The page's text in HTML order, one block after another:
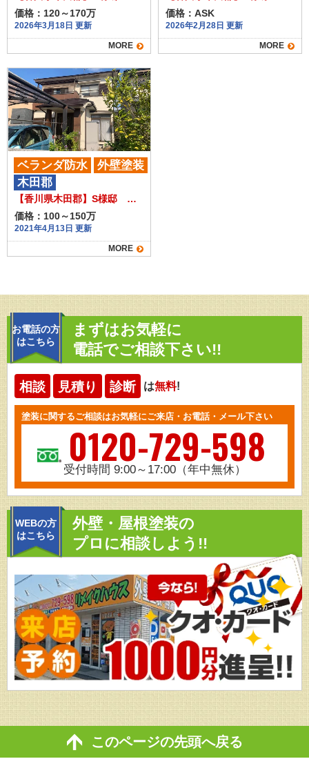
価格：120～170万
2026年3月18日 更新
MORE
価格：ASK
2026年2月28日 更新
MORE
【香川県木田郡】S様邸 外壁・屋根塗装工事/ベランダ防水工事
価格：100～150万
2021年4月13日 更新
MORE
ベランダ防水
外壁塗装
屋根塗装
木田郡
お電話の方
はこちら
まずはお気軽に
電話でご相談下さい!!
相談 見積り 診断 は無料!
塗装に関するご相談はお気軽にご来店・お電話・メール下さい
0120-729-598
受付時間 9:00～17:00（年中無休）
WEBの方
はこちら
外壁・屋根塗装の
プロに相談しよう!!
このページの先頭へ戻る